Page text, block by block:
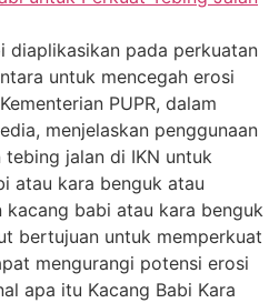
diaplikasikan pada perkuatan
untuk mencegah erosi
PUPR, dalam
menjelaskan penggunaan
jalan di IKN untuk
atau kara benguk atau
kacang babi atau kara benguk
bertujuan untuk memperkuat
mengurangi potensi erosi
apa itu Kacang Babi Kara